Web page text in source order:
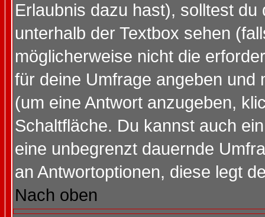
Erlaubnis dazu hast), solltest
unterhalb der Textbox sehen
möglicherweise nicht die
für deine Umfrage angeben und
(um eine Antwort anzugeben,
Schaltfläche. Du kannst auch
eine unbegrenzt dauernde
an Antwortoptionen, diese legt
Nach oben